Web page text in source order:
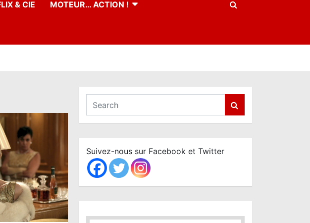
& CIE MOTEUR… ACTION !
a
c
h
Suivez-nous sur Facebook et Twitter